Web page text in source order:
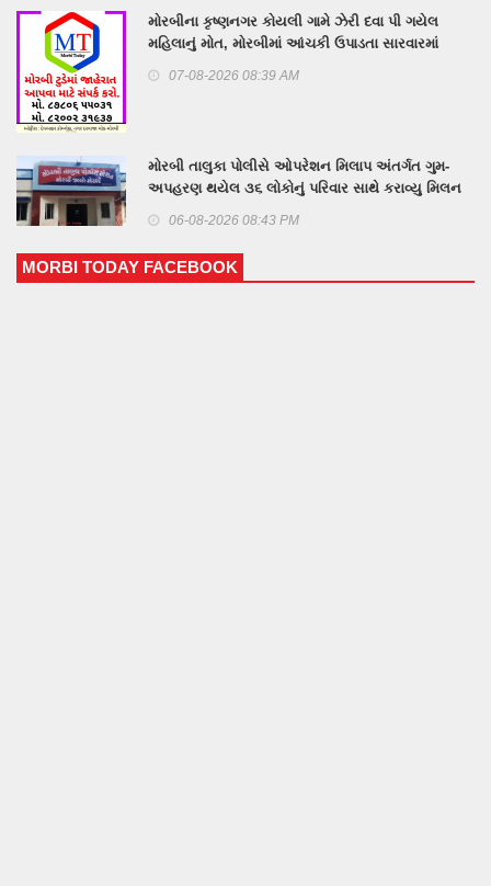
મોરબીના કૃષ્ણનગર કોયલી ગામે ઝેરી દવા પી ગયેલ
મહિલાનું મોત, મોરબીમાં આંચકી ઉપાડતા સારવારમાં
07-08-2026 08:39 AM
મોરબી તાલુકા પોલીસે ઓપરેશન મિલાપ અંતર્ગત ગુમ-
અપહરણ થયેલ ૩૬ લોકોનું પરિવાર સાથે કરાવ્યુ મિલન
06-08-2026 08:43 PM
MORBI TODAY FACEBOOK